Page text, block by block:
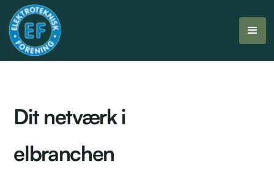
Dit netværk i
elbranchen